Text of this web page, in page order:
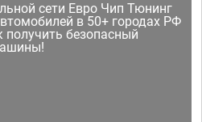
сети Евро Чип Тюнинг
в 50+ городах РФ
безопасный